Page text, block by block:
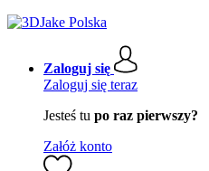
Zaloguj się
Zaloguj się teraz
Jesteś tu po raz pierwszy?
Załóż konto